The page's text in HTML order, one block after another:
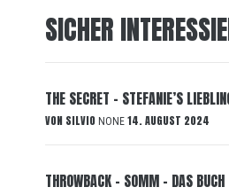
SICHER
THE SECRET – STEFANIE’S
VON SILVIO NONE 14. AUGUST 2024
THROWBACK – SOMM – DAS BUCH